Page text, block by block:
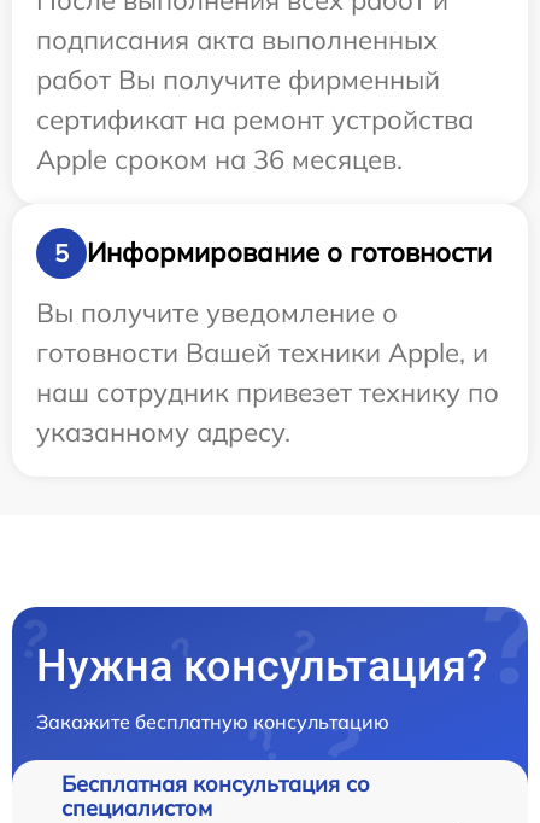
подписания акта выполненных
работ Вы получите фирменный
сертификат на ремонт устройства
Apple сроком на 36 месяцев.
5
Информирование о готовности
Вы получите уведомление о
готовности Вашей техники Apple, и
наш сотрудник привезет технику по
указанному адресу.
Нужна консультация?
Закажите бесплатную консультацию
Бесплатная консультация со
специалистом